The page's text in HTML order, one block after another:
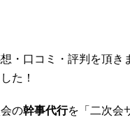
・口コミ・評判を頂き
た！
の幹事代行を「二次会